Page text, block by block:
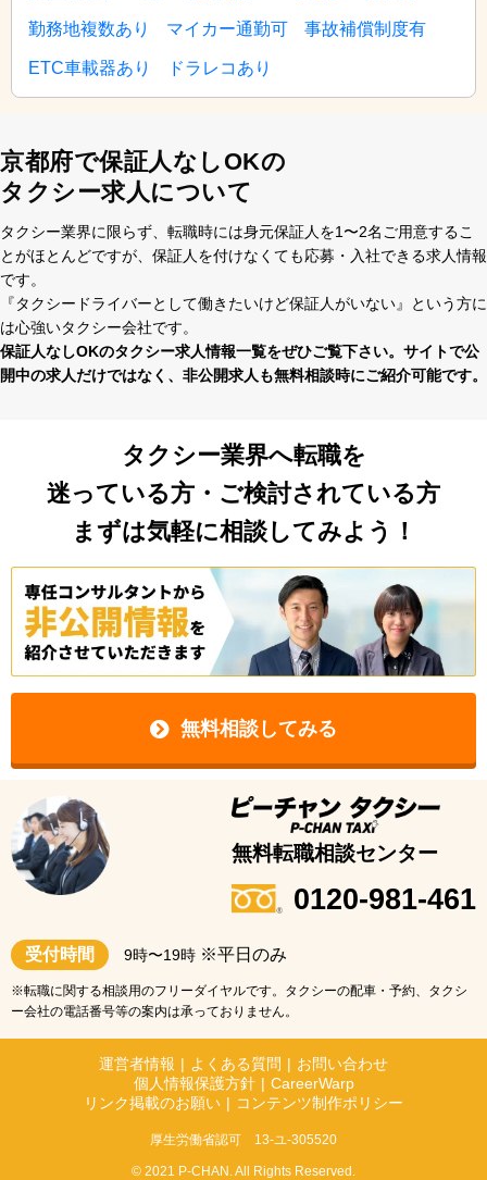
勤務地複数あり マイカー通勤可 事故補償制度有
ETC車載器あり ドラレコあり
京都府で保証人なしOKの
タクシー求人について
タクシー業界に限らず、転職時には⾝元保証⼈を1〜2名ご⽤意するこ
とがほとんどですが、保証⼈を付けなくても応募・⼊社できる求⼈情報
です。
『タクシードライバーとして働きたいけど保証⼈がいない』という⽅に
は⼼強いタクシー会社です。
保証⼈なしOKのタクシー求⼈情報⼀覧をぜひご覧下さい。サイトで公
開中の求⼈だけではなく、⾮公開求⼈も無料相談時にご紹介可能です。
タクシー業界へ転職を
迷っている方・ご検討されている方
まずは気軽に相談してみよう！
無料相談してみる
無料転職相談センター
0120-981-461
受付時間 9時〜19時 ※平日のみ
※転職に関する相談用のフリーダイヤルです。タクシーの配車・予約、タクシ
ー会社の電話番号等の案内は承っておりません。
運営者情報 | よくある質問 | お問い合わせ
個人情報保護方針 | CareerWarp
リンク掲載のお願い | コンテンツ制作ポリシー
厚生労働省認可 13-ユ-305520
© 2021 P-CHAN. All Rights Reserved.